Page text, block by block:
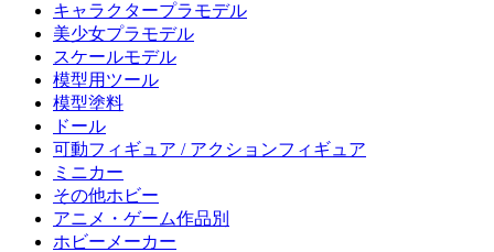
キャラクタープラモデル
美少女プラモデル
スケールモデル
模型用ツール
模型塗料
ドール
可動フィギュア / アクションフィギュア
ミニカー
その他ホビー
アニメ・ゲーム作品別
ホビーメーカー